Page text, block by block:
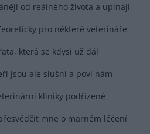
od reálného života a upínají
pro některé veterináře
která se kdysi už dál
jsou ale slušní a poví nám
kliniky podřízené
mne o marném léčení